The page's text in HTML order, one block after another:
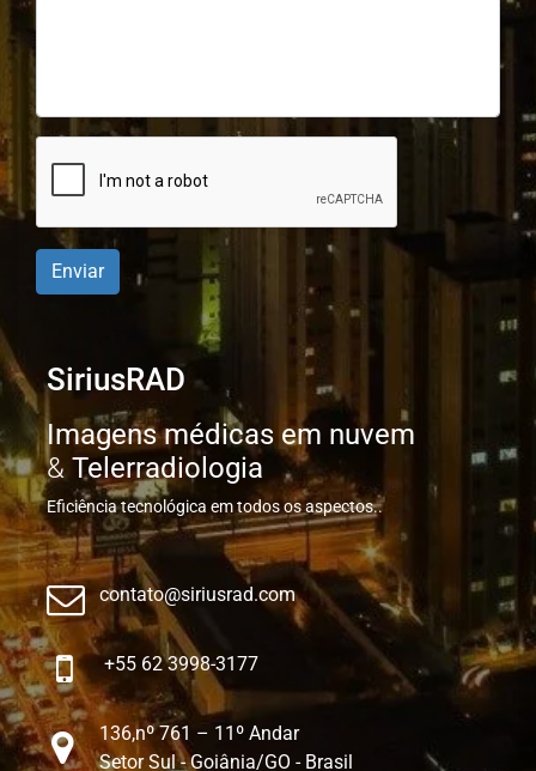
Enviar
SiriusRAD
Imagens médicas em nuvem
& Telerradiologia
Eficiência tecnológica em todos os aspectos..
contato@siriusrad.com
+55 62 3998-3177
136,nº 761 – 11º Andar
Setor Sul - Goiânia/GO - Brasil